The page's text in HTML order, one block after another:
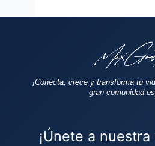
¡Conecta, crece y transforma tu
gran comunidad
¡Únete a